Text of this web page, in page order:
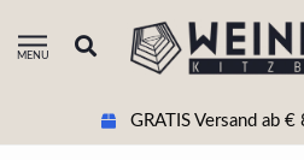
MENU
GRATIS Versand ab